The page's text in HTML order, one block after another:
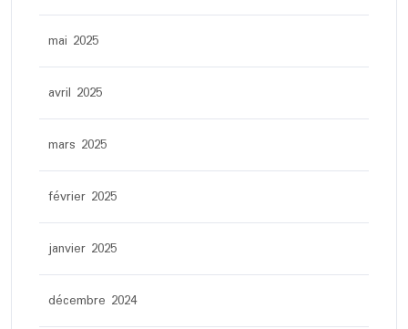
mai 2025
avril 2025
mars 2025
février 2025
janvier 2025
décembre 2024